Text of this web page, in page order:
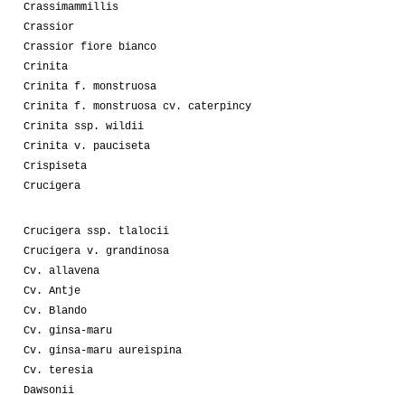
Crassimammillis
Crassior
Crassior fiore bianco
Crinita
Crinita f. monstruosa
Crinita f. monstruosa cv. caterpincy
Crinita ssp. wildii
Crinita v. pauciseta
Crispiseta
Crucigera
Crucigera ssp. tlalocii
Crucigera v. grandinosa
Cv. allavena
Cv. Antje
Cv. Blando
Cv. ginsa-maru
Cv. ginsa-maru aureispina
Cv. teresia
Dawsonii